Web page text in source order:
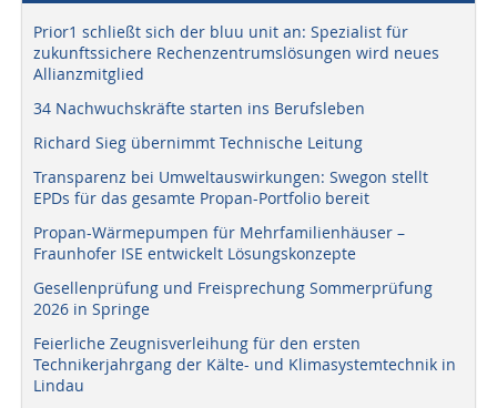
Prior1 schließt sich der bluu unit an: Spezialist für
zukunftssichere Rechenzentrumslösungen wird neues
Allianzmitglied
34 Nachwuchskräfte starten ins Berufsleben
Richard Sieg übernimmt Technische Leitung
Transparenz bei Umweltauswirkungen: Swegon stellt
EPDs für das gesamte Propan-Portfolio bereit
Propan-Wärmepumpen für Mehrfamilienhäuser –
Fraunhofer ISE entwickelt Lösungskonzepte
Gesellenprüfung und Freisprechung Sommerprüfung
2026 in Springe
Feierliche Zeugnisverleihung für den ersten
Technikerjahrgang der Kälte- und Klimasystemtechnik in
Lindau